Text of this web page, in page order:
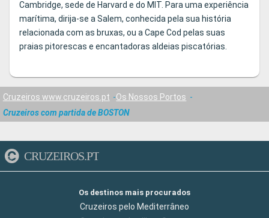
Cambridge, sede de Harvard e do MIT. Para uma experiência
marítima, dirija-se a Salem, conhecida pela sua história
relacionada com as bruxas, ou a Cape Cod pelas suas
praias pitorescas e encantadoras aldeias piscatórias.
Cruzeiros www.cruzeiros.pt
Os Nossos Portos
Cruzeiros com partida de BOSTON
CRUZEIROS.PT
Os destinos mais procurados
Cruzeiros pelo Mediterrâneo